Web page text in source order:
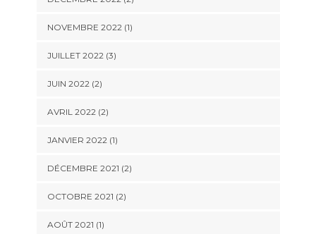
NOVEMBRE 2022(1)
JUILLET 2022(3)
JUIN 2022(2)
AVRIL 2022(2)
JANVIER 2022(1)
DÉCEMBRE 2021 (2)
OCTOBRE 2021 (2)
AOÛT 2021 (1)